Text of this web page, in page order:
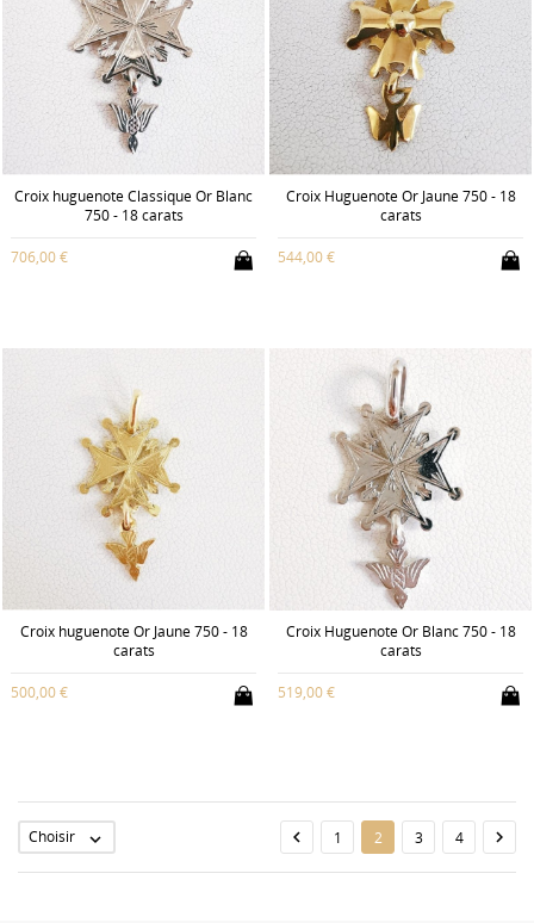
Croix huguenote Classique Or Blanc
750 - 18 carats
706,00 €
Croix Huguenote Or Jaune 750 - 18
carats
544,00 €
Croix huguenote Or Jaune 750 - 18
carats
500,00 €
Croix Huguenote Or Blanc 750 - 18
carats
519,00 €
Choisir   1 2 3 4 